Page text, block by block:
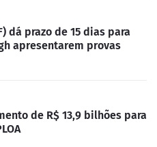
dá prazo de 15 dias para
apresentarem provas
de R$ 13,9 bilhões para